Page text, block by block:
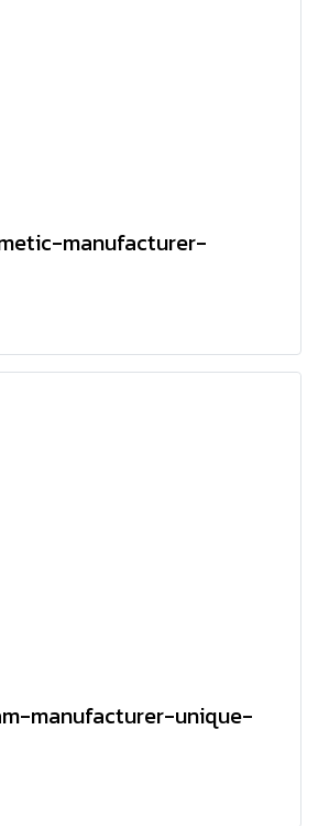
manufacturer-
manufacturer-unique-